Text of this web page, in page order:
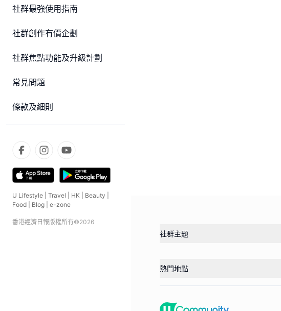
社群最強使用指南
社群創作有價企劃
社群焦點功能及升級計劃
常見問題
條款及細則
U Lifestyle Travel HK Beauty
Food
Blog e-zone
香港經濟日報版權所有©2026
社群主題
熱門地點